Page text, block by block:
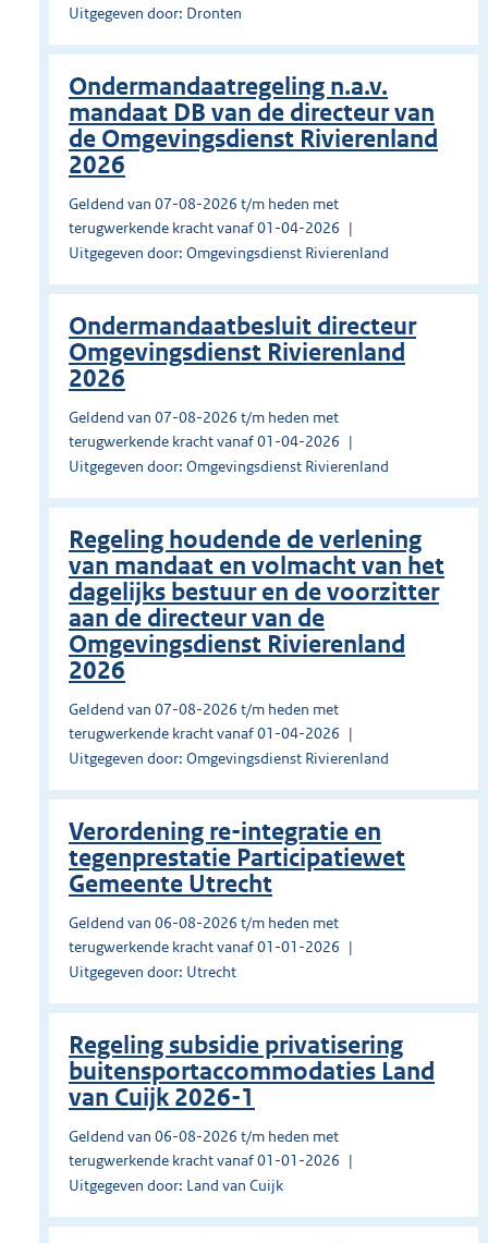
Uitgegeven door: Dronten
Ondermandaatregeling n.a.v.
mandaat DB van de directeur van
de Omgevingsdienst Rivierenland
2026
Geldend van 07-08-2026 t/m heden met
terugwerkende kracht vanaf 01-04-2026
Uitgegeven door: Omgevingsdienst Rivierenland
Ondermandaatbesluit directeur
Omgevingsdienst Rivierenland
2026
Geldend van 07-08-2026 t/m heden met
terugwerkende kracht vanaf 01-04-2026
Uitgegeven door: Omgevingsdienst Rivierenland
Regeling houdende de verlening
van mandaat en volmacht van het
dagelijks bestuur en de voorzitter
aan de directeur van de
Omgevingsdienst Rivierenland
2026
Geldend van 07-08-2026 t/m heden met
terugwerkende kracht vanaf 01-04-2026
Uitgegeven door: Omgevingsdienst Rivierenland
Verordening re-integratie en
tegenprestatie Participatiewet
Gemeente Utrecht
Geldend van 06-08-2026 t/m heden met
terugwerkende kracht vanaf 01-01-2026
Uitgegeven door: Utrecht
Regeling subsidie privatisering
buitensportaccommodaties Land
van Cuijk 2026-1
Geldend van 06-08-2026 t/m heden met
terugwerkende kracht vanaf 01-01-2026
Uitgegeven door: Land van Cuijk